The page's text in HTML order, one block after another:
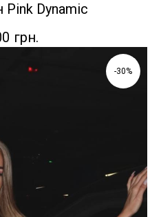
Pink Dynamic
грн.
-30%